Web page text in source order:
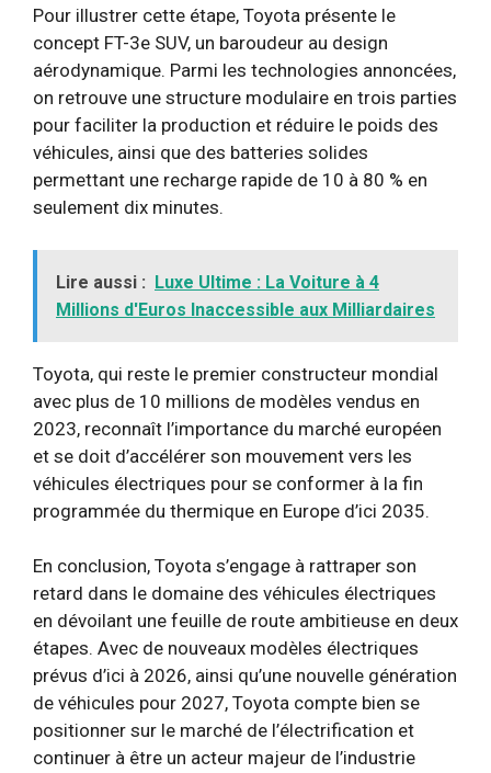
Pour illustrer cette étape, Toyota présente le
concept FT-3e SUV, un baroudeur au design
aérodynamique. Parmi les technologies annoncées,
on retrouve une structure modulaire en trois parties
pour faciliter la production et réduire le poids des
véhicules, ainsi que des batteries solides
permettant une recharge rapide de 10 à 80 % en
seulement dix minutes.
Lire aussi : Luxe Ultime : La Voiture à 4
Millions d'Euros Inaccessible aux Milliardaires
Toyota, qui reste le premier constructeur mondial
avec plus de 10 millions de modèles vendus en
2023, reconnaît l’importance du marché européen
et se doit d’accélérer son mouvement vers les
véhicules électriques pour se conformer à la fin
programmée du thermique en Europe d’ici 2035.
En conclusion, Toyota s’engage à rattraper son
retard dans le domaine des véhicules électriques
en dévoilant une feuille de route ambitieuse en deux
étapes. Avec de nouveaux modèles électriques
prévus d’ici à 2026, ainsi qu’une nouvelle génération
de véhicules pour 2027, Toyota compte bien se
positionner sur le marché de l’électrification et
continuer à être un acteur majeur de l’industrie